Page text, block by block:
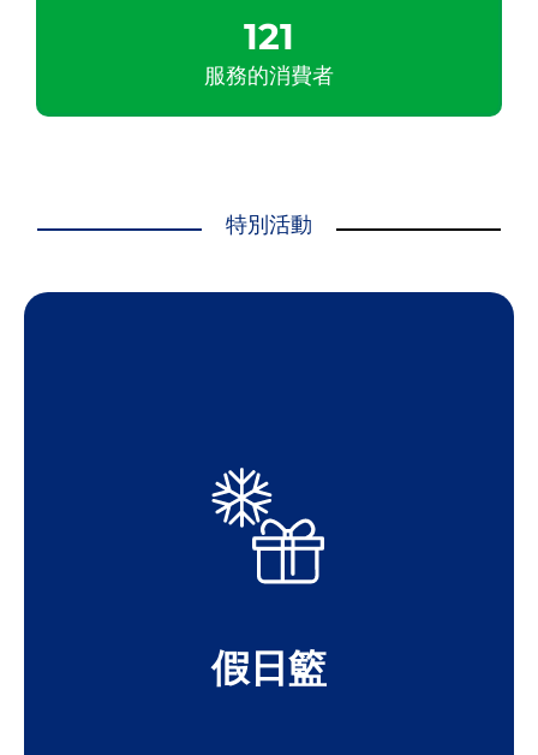
服務的消費者
121
特別活動
假日籃
我們的節日籃子計劃為1000個有需要的當
地家庭提供家庭大小的節日餐籃，以及為每